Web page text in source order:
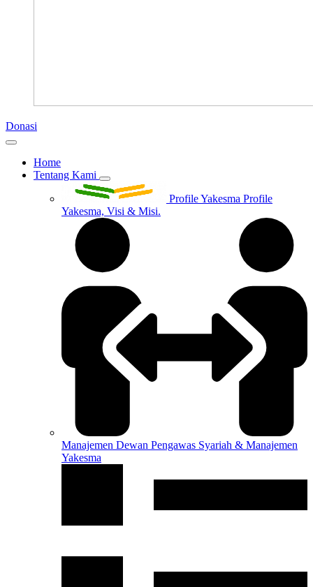
Donasi
Home
Tentang Kami
Profile Yakesma Profile
Yakesma, Visi & Misi.
Manajemen Dewan Pengawas Syariah & Manajemen
Yakesma